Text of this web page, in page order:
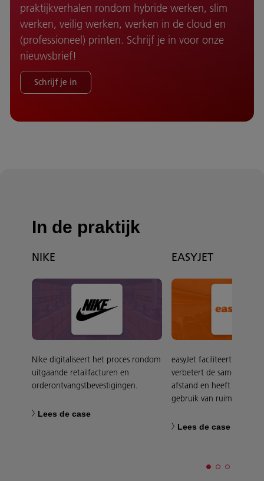
praktijkverhalen rondom hybride werken, slim
werken, veilig werken, werken in de cloud en
(professioneel) printen. Schrijf je in voor onze
nieuwsbrief!
Schrijf je in
In de praktijk
NIKE
Nike digitaliseert het proces rondom
uitgaande retailfacturen en
orderontvangstbevestigingen.
Lees de case
EASYJET
easyJet faciliteert
verbetert de
afstand en heeft grip op
gebruik van ruimtes.
Lees de case